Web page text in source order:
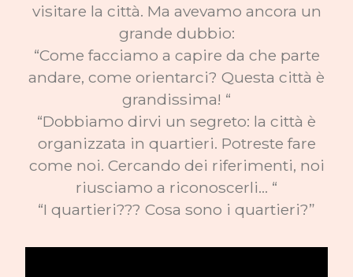
visitare la città. Ma avevamo ancora un
grande dubbio:
“Come facciamo a capire da che parte
andare, come orientarci? Questa città è
grandissima! “
“Dobbiamo dirvi un segreto: la città è
organizzata in quartieri. Potreste fare
come noi. Cercando dei riferimenti, noi
riusciamo a riconoscerli… “
“I quartieri??? Cosa sono i quartieri?”